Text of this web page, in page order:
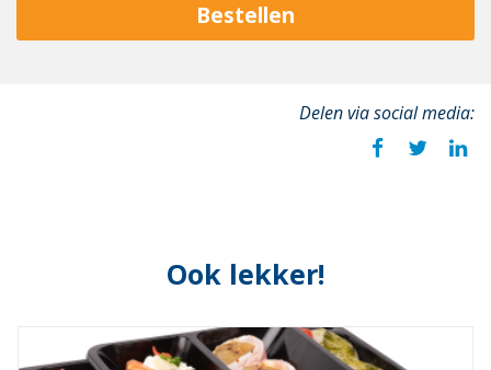
Bestellen
Delen via social media:
Ook lekker!